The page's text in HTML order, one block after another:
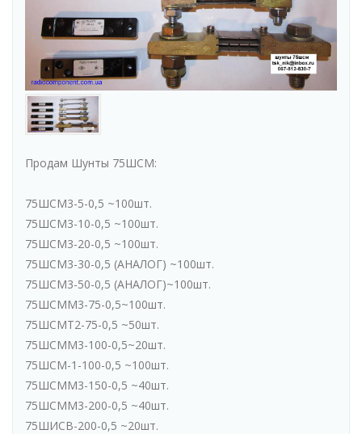
Продам Шунты 75ШСМ:
75ШСМ3-5-0,5 ~100шт.
75ШСМ3-10-0,5 ~100шт.
75ШСМ3-20-0,5 ~100шт.
75ШСМ3-30-0,5 (АНАЛОГ) ~100шт.
75ШСМ3-50-0,5 (АНАЛОГ)~100шт.
75ШСММ3-75-0,5~100шт.
75ШСМТ2-75-0,5 ~50шт.
75ШСММ3-100-0,5~20шт.
75ШСМ-1-100-0,5 ~100шт.
75ШСММ3-150-0,5 ~40шт.
75ШСММ3-200-0,5 ~40шт.
75ШИСВ-200-0,5 ~20шт.